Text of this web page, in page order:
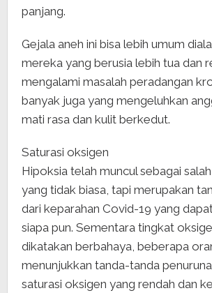
panjang.
Gejala aneh ini bisa lebih umum
mereka yang berusia lebih tua dan
mengalami masalah peradangan
banyak juga yang mengeluhkan
mati rasa dan kulit berkedut.
Saturasi oksigen
Hipoksia telah muncul sebagai
yang tidak biasa, tapi merupakan
dari keparahan Covid-19 yang
siapa pun. Sementara tingkat
dikatakan berbahaya, beberapa
menunjukkan tanda-tanda
saturasi oksigen yang rendah dan